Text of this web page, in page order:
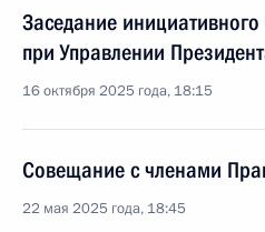
Заседание инициативного
при Управлении
16 октября 2025 года, 18:15
Совещание с членами
22 мая 2025 года, 18:45